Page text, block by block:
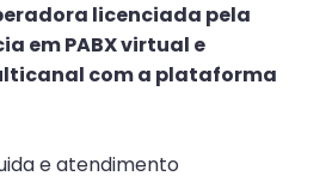
licenciada pela
em PABX virtual e
com a plataforma
e atendimento